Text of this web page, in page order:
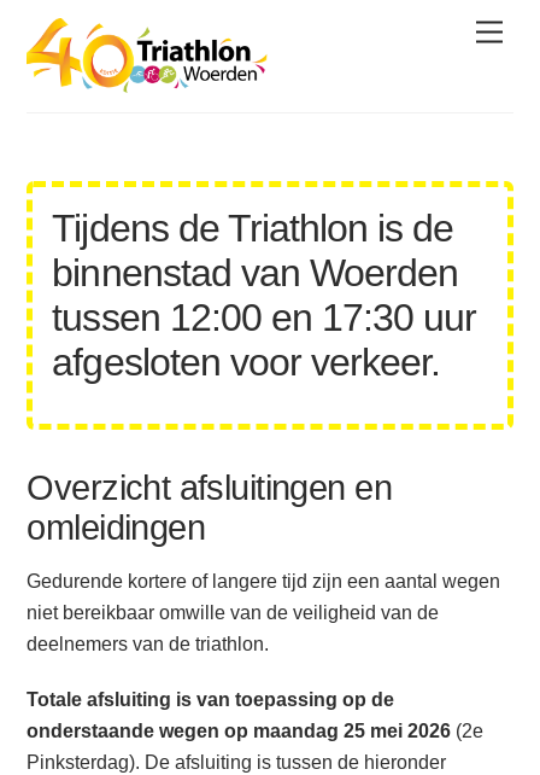
content
Tijdens de Triathlon is de
binnenstad van Woerden
tussen 12:00 en 17:30 uur
afgesloten voor verkeer.
Overzicht afsluitingen en
omleidingen
Gedurende kortere of langere tijd zijn een aantal wegen
niet bereikbaar omwille van de veiligheid van de
deelnemers van de triathlon.
Totale afsluiting is van toepassing op de
onderstaande wegen op maandag 25 mei 2026 (2e
Pinksterdag). De afsluiting is tussen de hieronder